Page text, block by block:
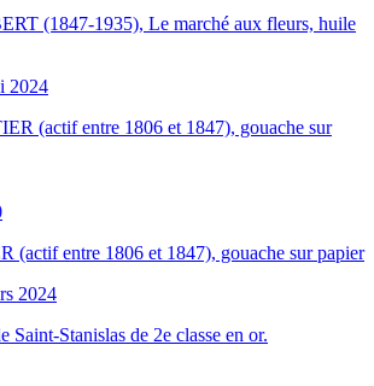
(1847-1935), Le marché aux fleurs, huile
2024
(actif entre 1806 et 1847), gouache sur papier
2024